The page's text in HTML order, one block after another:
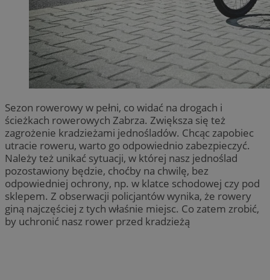
Sezon rowerowy w pełni, co widać na drogach i
ścieżkach rowerowych Zabrza. Zwiększa się też
zagrożenie kradzieżami jednośladów. Chcąc zapobiec
utracie roweru, warto go odpowiednio zabezpieczyć.
Należy też unikać sytuacji, w której nasz jednoślad
pozostawiony będzie, choćby na chwilę, bez
odpowiedniej ochrony, np. w klatce schodowej czy pod
sklepem. Z obserwacji policjantów wynika, że rowery
giną najczęściej z tych właśnie miejsc. Co zatem zrobić,
by uchronić nasz rower przed kradzieżą